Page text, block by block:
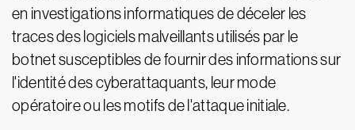
en investigations informatiques de déceler les
traces des logiciels malveillants utilisés par le
botnet susceptibles de fournir des informations sur
l'identité des cyberattaquants, leur mode
opératoire ou les motifs de l'attaque initiale.